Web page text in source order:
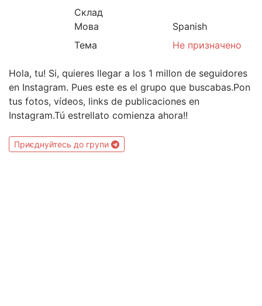
Склад
Мова
Spanish
Тема
Не призначено
Hola, tu! Si, quieres llegar a los 1 millon de seguidores
en Instagram. Pues este es el grupo que buscabas.Pon
tus fotos, vídeos, links de publicaciones en
Instagram.Tú estrellato comienza ahora!!
Приєднуйтесь до групи